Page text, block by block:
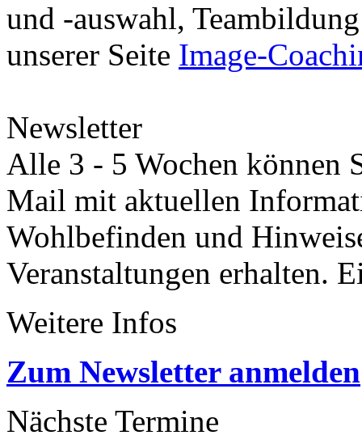
und -auswahl,
unserer Seite Image-
Newsletter
Alle 3 - 5 Wochen können
Mail mit aktuellen
Wohlbefinden und
Veranstaltungen erhalten.
Weitere Infos
Zum Newsletter anmelden
Nächste Termine